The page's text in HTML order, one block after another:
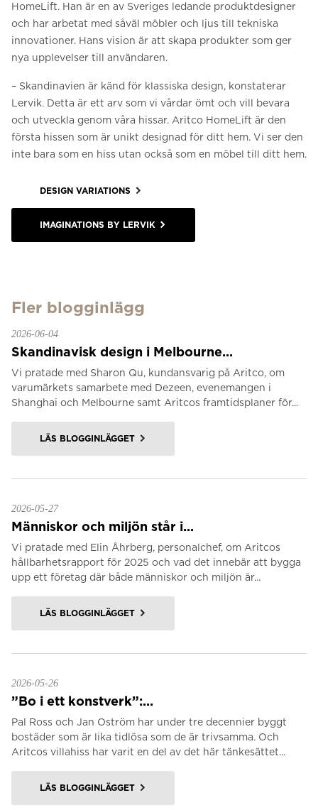
HomeLift. Han är en av Sveriges ledande produktdesigner
och har arbetat med såväl möbler och ljus till tekniska
innovationer. Hans vision är att skapa produkter som ger
nya upplevelser till användaren.
– Skandinavien är känd för klassiska design, konstaterar
Lervik. Detta är ett arv som vi vårdar ömt och vill bevara
och utveckla genom våra hissar. Aritco HomeLift är den
första hissen som är unikt designad för ditt hem. Vi ser den
inte bara som en hiss utan också som en möbel till ditt hem.
DESIGN VARIATIONS
IMAGINATIONS BY LERVIK
Fler blogginlägg
2026-06-04
Skandinavisk design i Melbourne...
Vi pratade med Sharon Qu, kundansvarig på Aritco, om
varumärkets samarbete med Dezeen, evenemangen i
Shanghai och Melbourne samt Aritcos framtidsplaner för...
LÄS BLOGGINLÄGGET
2026-05-27
Människor och miljön står i...
Vi pratade med Elin Åhrberg, personalchef, om Aritcos
hållbarhetsrapport för 2025 och vad det innebär att bygga
upp ett företag där både människor och miljön är...
LÄS BLOGGINLÄGGET
2026-05-26
”Bo i ett konstverk”:...
Pal Ross och Jan Oström har under tre decennier byggt
bostäder som är lika tidlösa som de är trivsamma. Och
Aritcos villahiss har varit en del av det här tänkesättet...
LÄS BLOGGINLÄGGET